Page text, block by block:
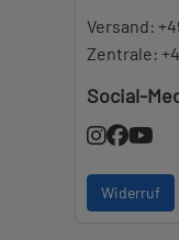
Versand:
Zentrale:
Social-
Widerruf